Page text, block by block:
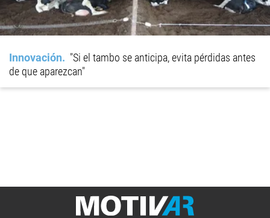
Innovación
"Si el tambo se anticipa, evita pérdidas antes
de que aparezcan"